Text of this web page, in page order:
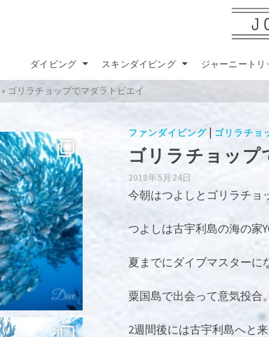
ダイビング スキンダイビング ジャーニートリ
» ゴリラチョップでマダラトビエイ
ファンダイビング | ゴリラチョ
ゴリラチョップ
2018年5月24日
今朝はつよしとゴリラチョ
つよしは古宇利島の海の家
夏までにダイブマスターに
粟国島で出会って意気投合。
2週間後には古宇利島へと